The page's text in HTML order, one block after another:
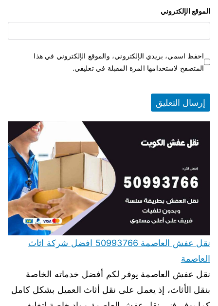
الموقع الإلكتروني
احفظ اسمي، بريدي الإلكتروني، والموقع الإلكتروني في هذا
المتصفح لاستخدامها المرة المقبلة في تعليقي.
نقل عفش العاصمة 50993766 افضل شركة اثاث
العاصمة
نقل عفش العاصمة يوفر لكم أفضل خدماته الخاصة
بنقل الأثاث، إذ يعمل على نقل أثاث العميل بشكل كامل